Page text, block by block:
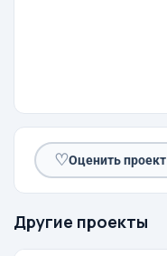
♡Оценить проект
Другие проекты